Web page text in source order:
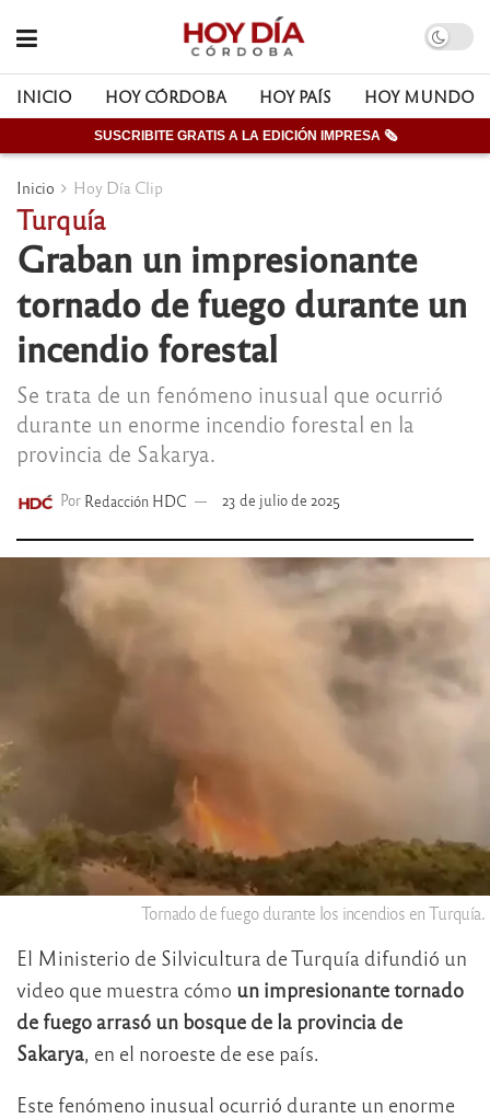
INICIO HOY CÓRDOBA HOY PAÍS HOY MUNDO
SUSCRIBITE GRATIS A LA EDICIÓN IMPRESA 🗞
Inicio Hoy Día Clip
Turquía
Graban un impresionante
tornado de fuego durante un
incendio forestal
Se trata de un fenómeno inusual que ocurrió
durante un enorme incendio forestal en la
provincia de Sakarya.
Por Redacción HDC 23 de julio de 2025
Tornado de fuego durante los incendios en Turquía.
El Ministerio de Silvicultura de Turquía difundió un
video que muestra cómo un impresionante tornado
de fuego arrasó un bosque de la provincia de
Sakarya, en el noroeste de ese país.
Este fenómeno inusual ocurrió durante un enorme